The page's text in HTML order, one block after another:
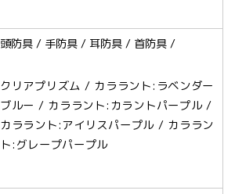
頭防具 / 手防具 / 耳防具 / 首防具 /
クリアプリズム / カララント:ラベンダー
ブルー / カララント:カラントパープル /
カララント:アイリスパープル / カララン
ト:グレープパープル